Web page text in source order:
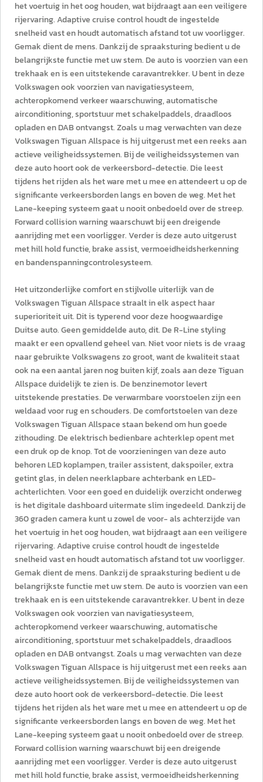
het voertuig in het oog houden, wat bijdraagt aan een veiligere
rijervaring. Adaptive cruise control houdt de ingestelde
snelheid vast en houdt automatisch afstand tot uw voorligger.
Gemak dient de mens. Dankzij de spraaksturing bedient u de
belangrijkste functie met uw stem. De auto is voorzien van een
trekhaak en is een uitstekende caravantrekker. U bent in deze
Volkswagen ook voorzien van navigatiesysteem,
achteropkomend verkeer waarschuwing, automatische
airconditioning, sportstuur met schakelpaddels, draadloos
opladen en DAB ontvangst. Zoals u mag verwachten van deze
Volkswagen Tiguan Allspace is hij uitgerust met een reeks aan
actieve veiligheidssystemen. Bij de veiligheidssystemen van
deze auto hoort ook de verkeersbord-detectie. Die leest
tijdens het rijden als het ware met u mee en attendeert u op de
significante verkeersborden langs en boven de weg. Met het
Lane-keeping systeem gaat u nooit onbedoeld over de streep.
Forward collision warning waarschuwt bij een dreigende
aanrijding met een voorligger. Verder is deze auto uitgerust
met hill hold functie, brake assist, vermoeidheidsherkenning
en bandenspanningcontrolesysteem.
Het uitzonderlijke comfort en stijlvolle uiterlijk van de
Volkswagen Tiguan Allspace straalt in elk aspect haar
superioriteit uit. Dit is typerend voor deze hoogwaardige
Duitse auto. Geen gemiddelde auto, dit. De R-Line styling
maakt er een opvallend geheel van. Niet voor niets is de vraag
naar gebruikte Volkswagens zo groot, want de kwaliteit staat
ook na een aantal jaren nog buiten kijf, zoals aan deze Tiguan
Allspace duidelijk te zien is. De benzinemotor levert
uitstekende prestaties. De verwarmbare voorstoelen zijn een
weldaad voor rug en schouders. De comfortstoelen van deze
Volkswagen Tiguan Allspace staan bekend om hun goede
zithouding. De elektrisch bedienbare achterklep opent met
een druk op de knop. Tot de voorzieningen van deze auto
behoren LED koplampen, trailer assistent, dakspoiler, extra
getint glas, in delen neerklapbare achterbank en LED-
achterlichten. Voor een goed en duidelijk overzicht onderweg
is het digitale dashboard uitermate slim ingedeeld. Dankzij de
360 graden camera kunt u zowel de voor- als achterzijde van
het voertuig in het oog houden, wat bijdraagt aan een veiligere
rijervaring. Adaptive cruise control houdt de ingestelde
snelheid vast en houdt automatisch afstand tot uw voorligger.
Gemak dient de mens. Dankzij de spraaksturing bedient u de
belangrijkste functie met uw stem. De auto is voorzien van een
trekhaak en is een uitstekende caravantrekker. U bent in deze
Volkswagen ook voorzien van navigatiesysteem,
achteropkomend verkeer waarschuwing, automatische
airconditioning, sportstuur met schakelpaddels, draadloos
opladen en DAB ontvangst. Zoals u mag verwachten van deze
Volkswagen Tiguan Allspace is hij uitgerust met een reeks aan
actieve veiligheidssystemen. Bij de veiligheidssystemen van
deze auto hoort ook de verkeersbord-detectie. Die leest
tijdens het rijden als het ware met u mee en attendeert u op de
significante verkeersborden langs en boven de weg. Met het
Lane-keeping systeem gaat u nooit onbedoeld over de streep.
Forward collision warning waarschuwt bij een dreigende
aanrijding met een voorligger. Verder is deze auto uitgerust
met hill hold functie, brake assist, vermoeidheidsherkenning